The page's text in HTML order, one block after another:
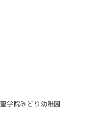
聖学院みどり幼稚園